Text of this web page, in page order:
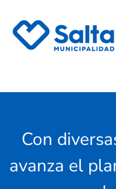
Con
avanza el